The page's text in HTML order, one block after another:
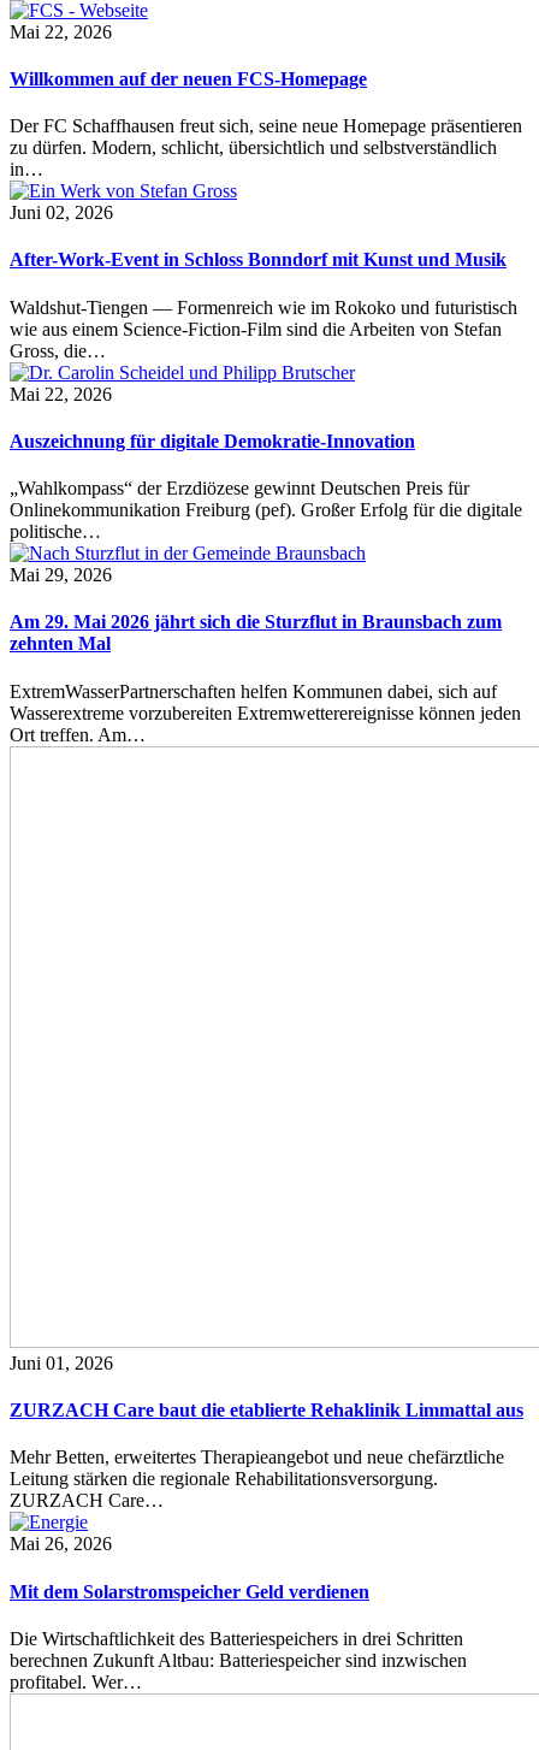
Mai 22, 2026
Willkommen auf der neuen FCS-Homepage
Der FC Schaffhausen freut sich, seine neue Homepage präsentieren
zu dürfen. Modern, schlicht, übersichtlich und selbstverständlich
in…
Juni 02, 2026
After-Work-Event in Schloss Bonndorf mit Kunst und Musik
Waldshut-Tiengen — Formenreich wie im Rokoko und futuristisch
wie aus einem Science-Fiction-Film sind die Arbeiten von Stefan
Gross, die…
Mai 22, 2026
Auszeichnung für digitale Demokratie-Innovation
„Wahlkompass“ der Erzdiözese gewinnt Deutschen Preis für
Onlinekommunikation Freiburg (pef). Großer Erfolg für die digitale
politische…
Mai 29, 2026
Am 29. Mai 2026 jährt sich die Sturzflut in Braunsbach zum
zehnten Mal
ExtremWasserPartnerschaften helfen Kommunen dabei, sich auf
Wasserextreme vorzubereiten Extremwetterereignisse können jeden
Ort treffen. Am…
Juni 01, 2026
ZURZACH Care baut die etablierte Rehaklinik Limmattal aus
Mehr Betten, erweitertes Therapieangebot und neue chefärztliche
Leitung stärken die regionale Rehabilitationsversorgung.
ZURZACH Care…
Mai 26, 2026
Mit dem Solarstromspeicher Geld verdienen
Die Wirtschaftlichkeit des Batteriespeichers in drei Schritten
berechnen Zukunft Altbau: Batteriespeicher sind inzwischen
profitabel. Wer…